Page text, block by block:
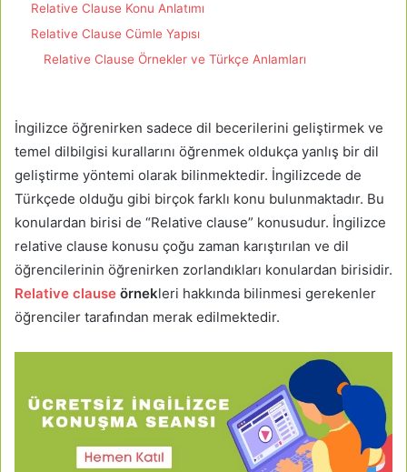
Relative Clause Konu Anlatımı
Relative Clause Cümle Yapısı
Relative Clause Örnekler ve Türkçe Anlamları
İngilizce öğrenirken sadece dil becerilerini geliştirmek ve
temel dilbilgisi kurallarını öğrenmek oldukça yanlış bir dil
geliştirme yöntemi olarak bilinmektedir. İngilizcede de
Türkçede olduğu gibi birçok farklı konu bulunmaktadır. Bu
konulardan birisi de “Relative clause” konusudur. İngilizce
relative clause konusu çoğu zaman karıştırılan ve dil
öğrencilerinin öğrenirken zorlandıkları konulardan birisidir.
Relative clause örnekleri hakkında bilinmesi gerekenler
öğrenciler tarafından merak edilmektedir.